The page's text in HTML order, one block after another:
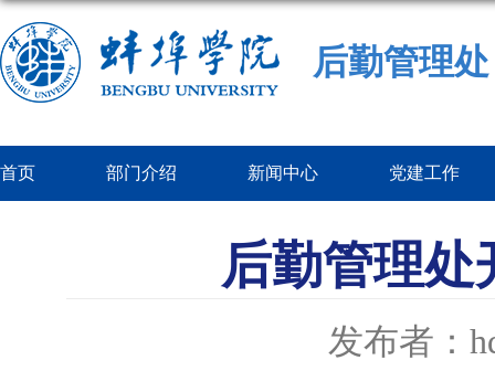
后勤管理处
首页 部门介绍 新闻中心 党建工作
后勤管理处
发布者：